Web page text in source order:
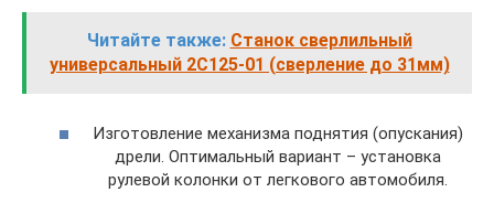
Читайте также: Станок сверлильный
универсальный 2С125-01 (сверление до 31мм)
Изготовление механизма поднятия (опускания)
дрели. Оптимальный вариант – установка
рулевой колонки от легкового автомобиля.